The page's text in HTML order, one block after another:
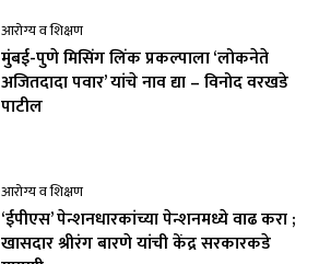
आरोग्य व शिक्षण
मुंबई-पुणे मिसिंग लिंक प्रकल्पाला ‘लोकनेते
अजितदादा पवार’ यांचे नाव द्या – विनोद वरखडे
पाटील
आरोग्य व शिक्षण
‘ईपीएस’ पेन्शनधारकांच्या पेन्शनमध्ये वाढ करा ;
खासदार श्रीरंग बारणे यांची केंद्र सरकारकडे